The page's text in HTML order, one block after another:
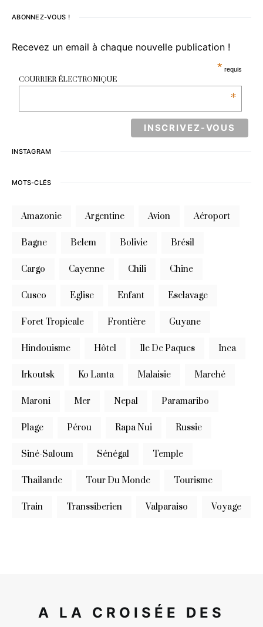
ABONNEZ-VOUS !
Recevez un email à chaque nouvelle publication !
* requis
COURRIER ÉLECTRONIQUE
*
INSTAGRAM
MOTS-CLÉS
Amazonie Argentine Avion Aéroport
Bagne Belem Bolivie Brésil
Cargo Cayenne Chili Chine
Cusco Eglise Enfant Esclavage
Foret Tropicale Frontière Guyane
Hindouisme Hôtel Ile De Paques Inca
Irkoutsk Ko Lanta Malaisie Marché
Maroni Mer Nepal Paramaribo
Plage Pérou Rapa Nui Russie
Siné-Saloum Sénégal Temple
Thailande Tour Du Monde Tourisme
Train Transsiberien Valparaiso Voyage
A LA CROISÉE DES